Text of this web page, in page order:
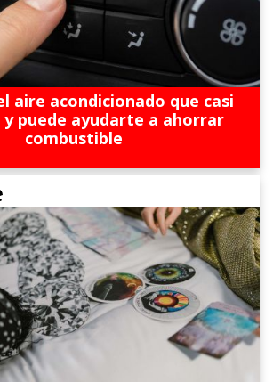
aire acondicionado que casi
y puede ayudarte a ahorrar
combustible